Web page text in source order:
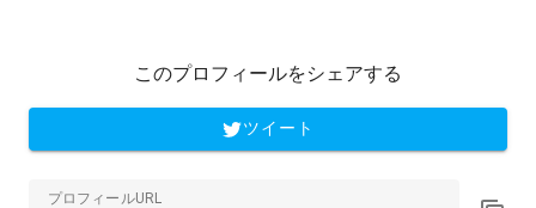
このプロフィールをシェアする
ツイート
プロフィールURL